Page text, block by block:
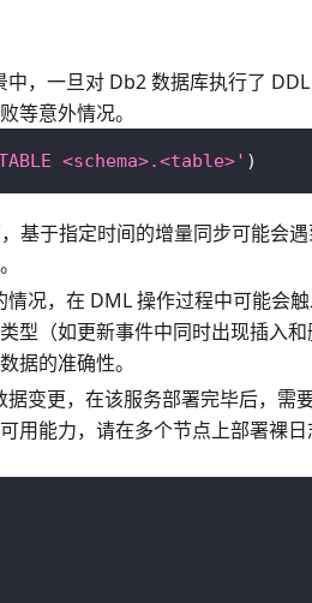
，一旦对 Db2 数据库执行了
等意外情况。
TABLE <schema>.<table>' )
基于指定时间的增量同步可能会
况，在 DML 操作过程中可能会
型（如更新事件中同时出现插入
据的准确性。
变更，在该服务部署完毕后，需
用能力，请在多个节点上部署裸